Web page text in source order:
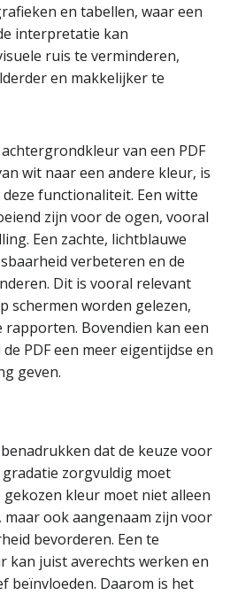
en tabellen, waar een
interpretatie kan
ruis te verminderen,
en makkelijker te
van een PDF
wit naar een andere kleur, is
functionaliteit. Een witte
zijn voor de ogen, vooral
Een zachte, lichtblauwe
verbeteren en de
Dit is vooral relevant
schermen worden gelezen,
Bovendien kan een
PDF een meer eigentijdse en
geven.
dat de keuze voor
zorgvuldig moet
kleur moet niet alleen
ook aangenaam zijn voor
bevorderen. Een te
kan juist averechts werken en
beïnvloeden. Daarom is het